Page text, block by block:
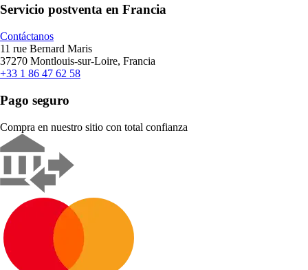
Servicio postventa en Francia
Contáctanos
11 rue Bernard Maris
37270 Montlouis-sur-Loire, Francia
+33 1 86 47 62 58
Pago seguro
Compra en nuestro sitio con total confianza